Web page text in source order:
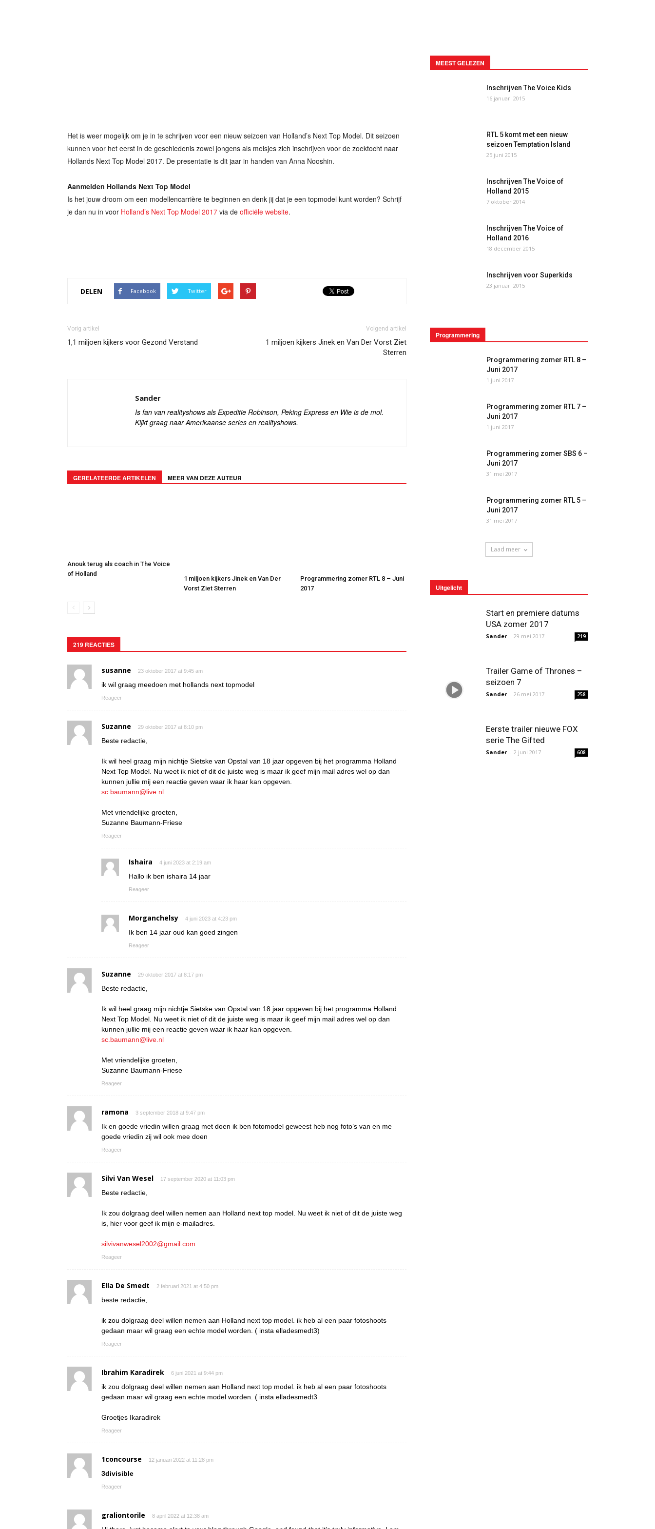
Het is weer mogelijk om je in te schrijven voor een nieuw seizoen van Holland’s Next Top Model. Dit seizoen
kunnen voor het eerst in de geschiedenis zowel jongens als meisjes zich inschrijven voor de zoektocht naar
Hollands Next Top Model 2017. De presentatie is dit jaar in handen van Anna Nooshin.
Aanmelden Hollands Next Top Model
Is het jouw droom om een modellencarrière te beginnen en denk jij dat je een topmodel kunt worden? Schrijf
je dan nu in voor Holland’s Next Top Model 2017 via de officiële website.
DELEN Facebook Twitter
Vorig artikel
1,1 miljoen kijkers voor Gezond Verstand
Volgend artikel
1 miljoen kijkers Jinek en Van Der Vorst Ziet
Sterren
Sander
Is fan van realityshows als Expeditie Robinson, Peking Express en Wie is de mol.
Kijkt graag naar Amerikaanse series en realityshows.
GERELATEERDE ARTIKELEN MEER VAN DEZE AUTEUR
Anouk terug als coach in The Voice
of Holland
1 miljoen kijkers Jinek en Van Der
Vorst Ziet Sterren
Programmering zomer RTL 8 – Juni
2017
219 REACTIES
susanne 23 oktober 2017 at 9:45 am
ik wil graag meedoen met hollands next topmodel
Reageer
Suzanne 29 oktober 2017 at 8:10 pm
Beste redactie,
Ik wil heel graag mijn nichtje Sietske van Opstal van 18 jaar opgeven bij het programma Holland
Next Top Model. Nu weet ik niet of dit de juiste weg is maar ik geef mijn mail adres wel op dan
kunnen jullie mij een reactie geven waar ik haar kan opgeven.
sc.baumann@live.nl
Met vriendelijke groeten,
Suzanne Baumann-Friese
Reageer
Ishaira 4 juni 2023 at 2:19 am
Hallo ik ben ishaira 14 jaar
Reageer
Morganchelsy 4 juni 2023 at 4:23 pm
Ik ben 14 jaar oud kan goed zingen
Reageer
Suzanne 29 oktober 2017 at 8:17 pm
Beste redactie,
Ik wil heel graag mijn nichtje Sietske van Opstal van 18 jaar opgeven bij het programma Holland
Next Top Model. Nu weet ik niet of dit de juiste weg is maar ik geef mijn mail adres wel op dan
kunnen jullie mij een reactie geven waar ik haar kan opgeven.
sc.baumann@live.nl
Met vriendelijke groeten,
Suzanne Baumann-Friese
Reageer
ramona 3 september 2018 at 9:47 pm
Ik en goede vriedin willen graag met doen ik ben fotomodel geweest heb nog foto’s van en me
goede vriedin zij wil ook mee doen
Reageer
Silvi Van Wesel 17 september 2020 at 11:03 pm
Beste redactie,
Ik zou dolgraag deel willen nemen aan Holland next top model. Nu weet ik niet of dit de juiste weg
is, hier voor geef ik mijn e-mailadres.
silvivanwesel2002@gmail.com
Reageer
Ella De Smedt 2 februari 2021 at 4:50 pm
beste redactie,
ik zou dolgraag deel willen nemen aan Holland next top model. ik heb al een paar fotoshoots
gedaan maar wil graag een echte model worden. ( insta elladesmedt3)
Reageer
Ibrahim Karadirek 6 juni 2021 at 9:44 pm
ik zou dolgraag deel willen nemen aan Holland next top model. ik heb al een paar fotoshoots
gedaan maar wil graag een echte model worden. ( insta elladesmedt3
Groetjes Ikaradirek
Reageer
1concourse 12 januari 2022 at 11:28 pm
3divisible
Reageer
graliontorile 8 april 2022 at 12:38 am
MEEST GELEZEN
Inschrijven The Voice Kids
16 januari 2015
RTL 5 komt met een nieuw
seizoen Temptation Island
25 juni 2015
Inschrijven The Voice of
Holland 2015
7 oktober 2014
Inschrijven The Voice of
Holland 2016
18 december 2015
Inschrijven voor Superkids
23 januari 2015
Programmering
Programmering zomer RTL 8 –
Juni 2017
1 juni 2017
Programmering zomer RTL 7 –
Juni 2017
1 juni 2017
Programmering zomer SBS 6 –
Juni 2017
31 mei 2017
Programmering zomer RTL 5 –
Juni 2017
31 mei 2017
Laad meer
Uitgelicht
Start en premiere datums
USA zomer 2017
Sander - 29 mei 2017 219
Trailer Game of Thrones –
seizoen 7
Sander - 26 mei 2017 258
Eerste trailer nieuwe FOX
serie The Gifted
Sander - 2 juni 2017 608